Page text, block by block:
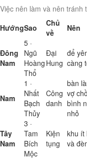
Việc nên làm và nên
HướngSao
Chủ
về
Nên
Đông
Nam
5 ·
Ngũ
Hoàng
Thổ
Đại
Hung
để
càng
Nam
1 ·
Nhất
Bạch
Thủy
Công
danh
bàn
vợ
bình
nhỏ
Tây
Nam
3 ·
Tam
Bích
Mộc
Kiện
tụng
khu ít
và